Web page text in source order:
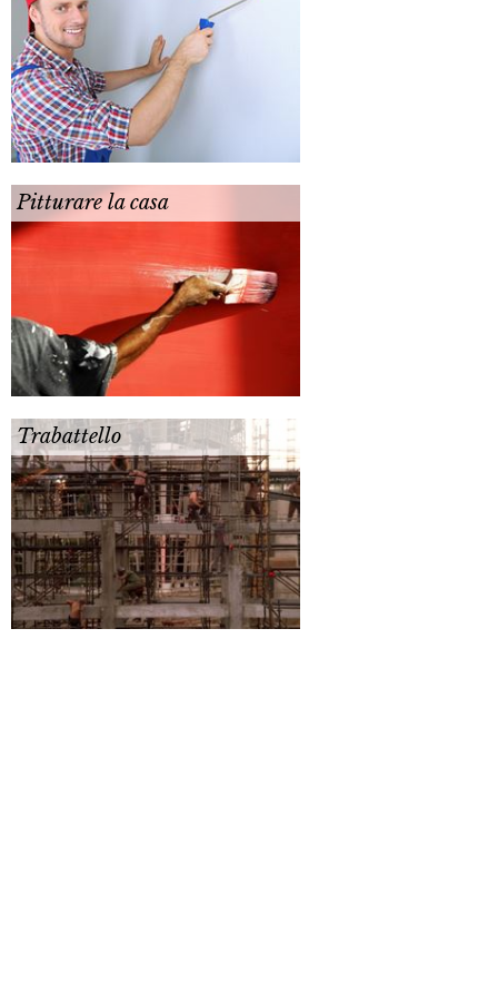
Pitturare la casa
Trabattello